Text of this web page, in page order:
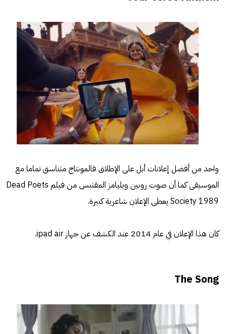
واحد من أفضل إعلانات أبل على الإطلاق فالمونتاج متناسق تماما مع
الموسيقى كما أن صوت روبين ويليامز المقتبس من فيلم Dead Poets
Society 1989 يعطى الإعلان شاعرية كبيرة.
كان هذا الإعلان في عام 2014 عند الكشف عن جهاز ipad air.
The Song